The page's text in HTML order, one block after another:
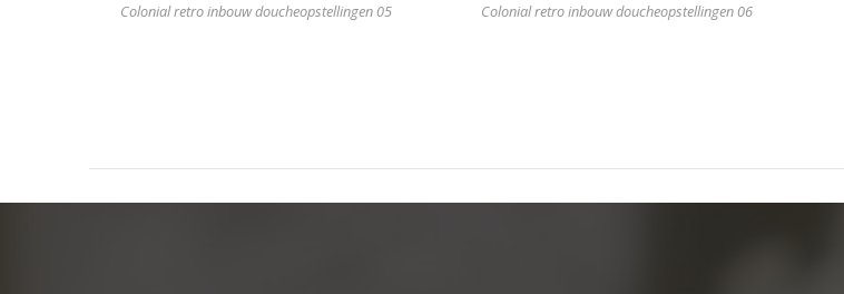
Colonial retro inbouw doucheopstellingen 05 Colonial retro inbouw doucheopstellingen 06